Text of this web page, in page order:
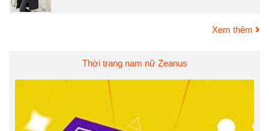
Xem thêm
Thời trang nam nữ Zeanus